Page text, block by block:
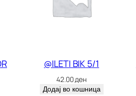
@ILETI BIK 5/1
42.00ден
Додај во кошница